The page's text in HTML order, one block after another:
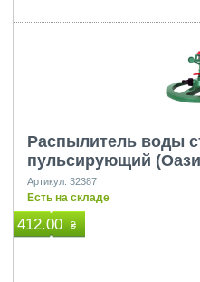
Распылитель воды
пульсирующий
Артикул: 32387
Есть на складе
412.00 ₴